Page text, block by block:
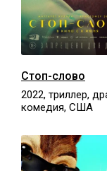
Стоп-слово
2022, триллер,
комедия, США